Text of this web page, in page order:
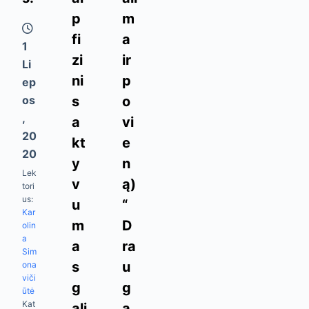
1
Li
Ep
Os
,
20
20
Lek
tori
us:
Kar
olin
a
Sim
ona
viči
ūtė
Kat
p
fi
zi
ni
s
a
kt
y
v
u
m
a
s
g
m
a
ir
p
o
vi
e
n
ą)
“
D
ra
u
g